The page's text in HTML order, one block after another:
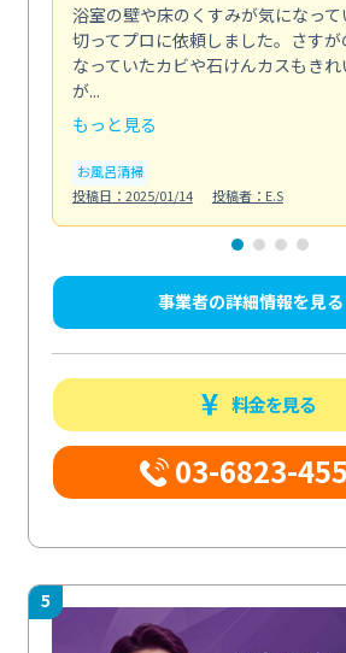
浴室の壁や床のくすみが気になっ
切ってプロに依頼しました。さす
なっていたカビや石けんカスもき
が...
もっと見る
お風呂清掃
投稿日：2025/01/14
投稿者：E.S
事業者の詳細情報を見る
料金を見る
03-6823-
5